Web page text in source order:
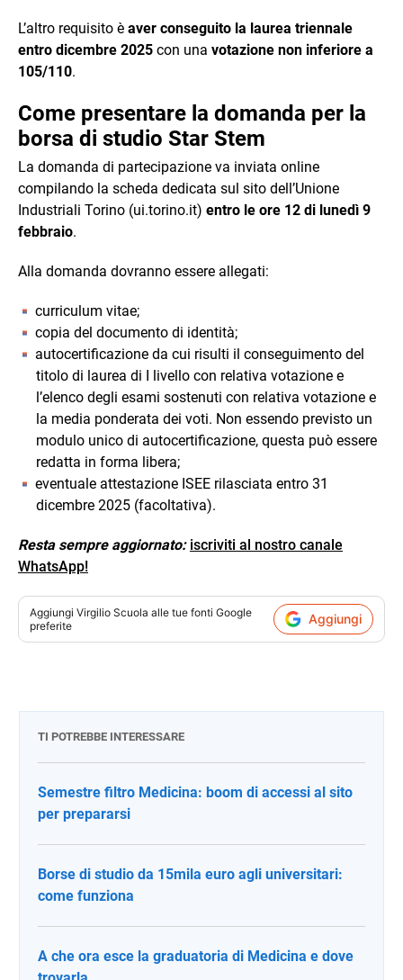
L’altro requisito è aver conseguito la laurea triennale
entro dicembre 2025 con una votazione non inferiore a
105/110.
Come presentare la domanda per la
borsa di studio Star Stem
La domanda di partecipazione va inviata online
compilando la scheda dedicata sul sito dell’Unione
Industriali Torino (ui.torino.it) entro le ore 12 di lunedì 9
febbraio.
Alla domanda dovranno essere allegati:
curriculum vitae;
copia del documento di identità;
autocertificazione da cui risulti il conseguimento del
titolo di laurea di I livello con relativa votazione e
l’elenco degli esami sostenuti con relativa votazione e
la media ponderata dei voti. Non essendo previsto un
modulo unico di autocertificazione, questa può essere
redatta in forma libera;
eventuale attestazione ISEE rilasciata entro 31
dicembre 2025 (facoltativa).
Resta sempre aggiornato: iscriviti al nostro canale
WhatsApp!
Aggiungi Virgilio Scuola alle tue fonti Google
preferite
Aggiungi
TI POTREBBE INTERESSARE
Semestre filtro Medicina: boom di accessi al sito
per prepararsi
Borse di studio da 15mila euro agli universitari:
come funziona
A che ora esce la graduatoria di Medicina e dove